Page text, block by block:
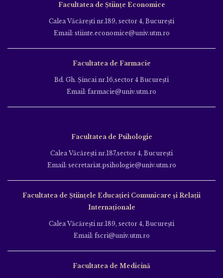
Facultatea de Științe Economice
Calea Văcăreşti nr.189, sector 4, Bucureşti
Email: stiinte.economice@univ.utm.ro
Facultatea de Farmacie
Bd. Gh. Şincai nr.16,sector 4 Bucureşti
Email: farmacie@univ.utm.ro
Facultatea de Psihologie
Calea Văcăreşti nr.187,sector 4, Bucureşti
Email: secretariat.psihologie@univ.utm.ro
Facultatea de Ştiinţele Educației Comunicare și Relații
Internaționale
Calea Văcăreşti nr.189, sector 4, Bucureşti
Email: fscri@univ.utm.ro
Facultatea de Medicină